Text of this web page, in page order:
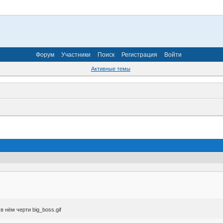
Форум Участники Поиск Регистрация Войти
Активные темы
нём черти big_boss.gif